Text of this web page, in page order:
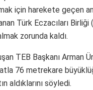
için harekete geçen
Türk Eczacıları Birliği
zorunda kaldı.
TEB Başkanı Arman
76 metrekare
aldıklarını söyledi.